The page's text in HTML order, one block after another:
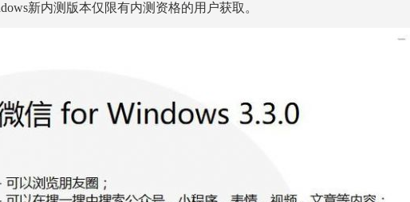
新内测版本仅限有内测资格的用户获取。